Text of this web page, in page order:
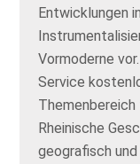
Entwicklungen
Vormoderne
Service
Rheinische
geografisch